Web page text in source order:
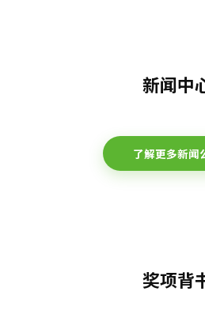
新闻中
了解更多新闻
奖项背